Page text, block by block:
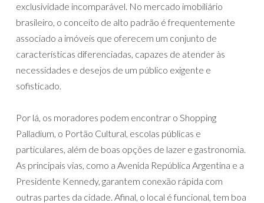
exclusividade incomparável. No mercado imobiliário
brasileiro, o conceito de alto padrão é frequentemente
associado a imóveis que oferecem um conjunto de
características diferenciadas, capazes de atender às
necessidades e desejos de um público exigente e
sofisticado.
Por lá, os moradores podem encontrar o Shopping
Palladium, o Portão Cultural, escolas públicas e
particulares, além de boas opções de lazer e gastronomia.
As principais vias, como a Avenida República Argentina e a
Presidente Kennedy, garantem conexão rápida com
outras partes da cidade. Afinal, o local é funcional, tem boa